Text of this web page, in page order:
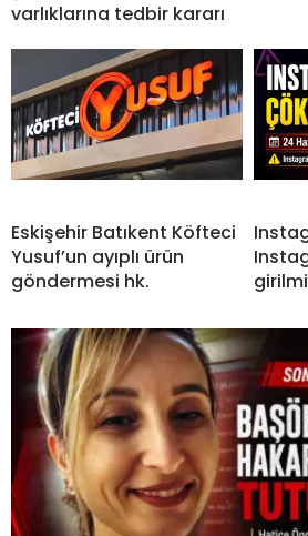
varlıklarına tedbir kararı
Eskişehir Batıkent Köfteci
Yusuf’un ayıplı ürün
göndermesi hk.